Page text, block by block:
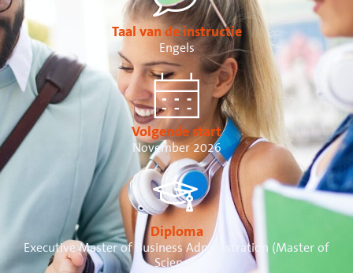
Taal van de instructie
Engels
Volgende start
November 2026
Diploma
Executive Master of Business Administration (Master of
Science)